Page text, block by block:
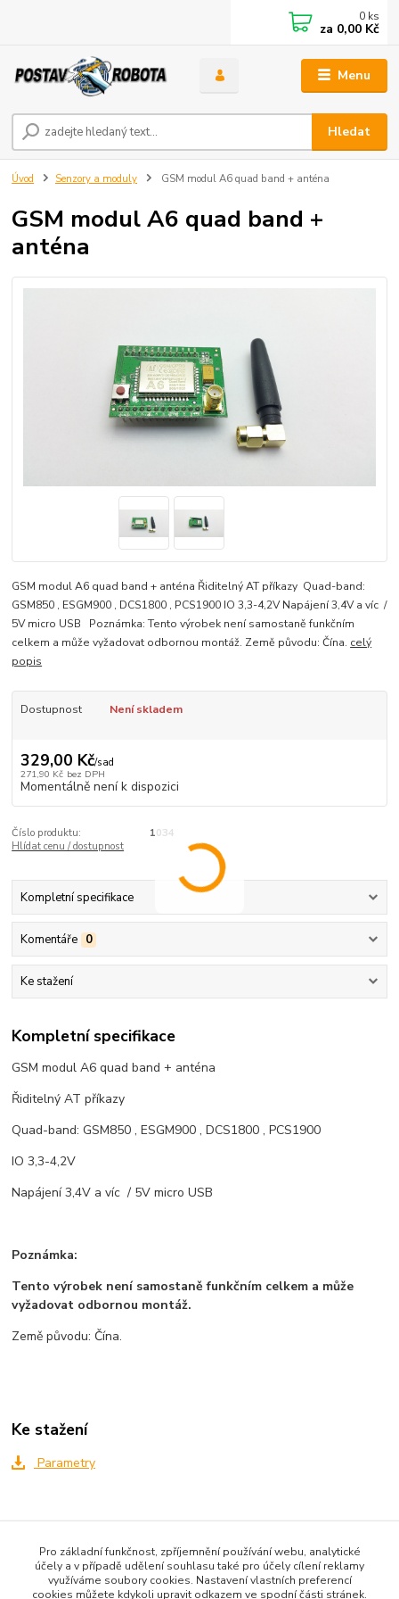
Menu
Hledat
0 ks
za 0,00 Kč
Úvod Senzory a moduly GSM modul A6 quad band + anténa
GSM modul A6 quad band +
anténa
GSM modul A6 quad band + anténa Řiditelný AT příkazy Quad-band:
GSM850 , ESGM900 , DCS1800 , PCS1900 IO 3,3-4,2V Napájení 3,4V a víc /
5V micro USB Poznámka: Tento výrobek není samostaně funkčním
celkem a může vyžadovat odbornou montáž. Země původu: Čína. celý
popis
Dostupnost Není skladem
329,00 Kč/sad
271,90 Kč bez DPH
Momentálně není k dispozici
Číslo produktu:
1034
Hlídat cenu / dostupnost
Kompletní specifikace
Komentáře 0
Ke stažení
Kompletní specifikace
GSM modul A6 quad band + anténa
Řiditelný AT příkazy
Quad-band: GSM850 , ESGM900 , DCS1800 , PCS1900
IO 3,3-4,2V
Napájení 3,4V a víc / 5V micro USB
Poznámka:
Tento výrobek není samostaně funkčním celkem a může
vyžadovat odbornou montáž.
Země původu: Čína.
Ke stažení
Parametry
Všechno zboží
Senzory a moduly
Pro základní funkčnost, zpříjemnění používání webu, analytické
účely a v případě udělení souhlasu také pro účely cílení reklamy
využíváme soubory cookies. Nastavení vlastních preferencí
cookies můžete kdykoli upravit odkazem ve spodní části stránek.